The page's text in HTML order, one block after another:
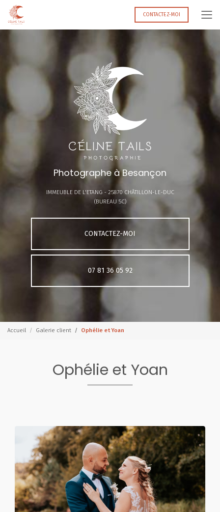
Aller
contenu
CONTACTEZ-MOI
Photographe à Besançon
IMMEUBLE DE L'ETANG - 25870 CHÂTILLON-LE-DUC
(BUREAU 5C)
CONTACTEZ-MOI
07 81 36 05 92
Accueil Galerie client Ophélie et Yoan
Ophélie et Yoan